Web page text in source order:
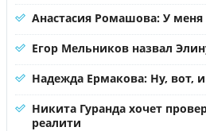
Анастасия Ромашова: У меня
Егор Мельников назвал
Надежда Ермакова: Ну, вот,
Никита Гуранда хочет
реалити